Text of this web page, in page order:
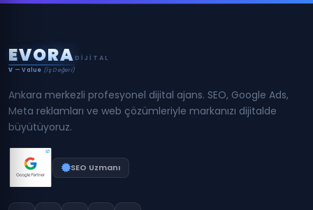
EVORA DIJITAL
V — Value (İş Değeri)
Ankara merkezli profesyonel dijital ajans. SEO, Google Ads,
Meta reklamları ve web çözümleriyle markanızı dijitalde
büyütüyoruz.
SEO Uzmanı